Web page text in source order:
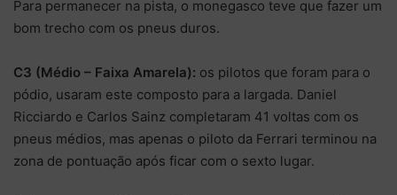
Para permanecer na pista, o monegasco teve que fazer um
bom trecho com os pneus duros.
C3 (Médio – Faixa Amarela): os pilotos que foram para o
pódio, usaram este composto para a largada. Daniel
Ricciardo e Carlos Sainz completaram 41 voltas com os
pneus médios, mas apenas o piloto da Ferrari terminou na
zona de pontuação após ficar com o sexto lugar.